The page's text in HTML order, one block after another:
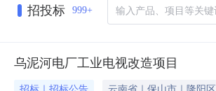
招投标 999+
乌泥河电厂工业电视改造项目
招标｜招标公告 云南省｜保山市｜隆阳区